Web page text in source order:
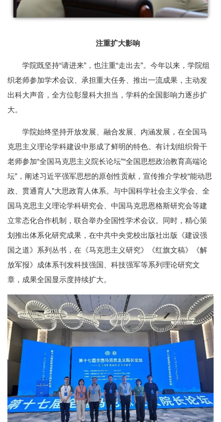
注重扩大影响
学院既坚持“请进来”，也注重“走出去”。今年以来，学院组
织老师参加学术会议、承担重大任务、推出一流成果，主动发
出科大声音，全方位彰显科大担当，学科的全国影响力逐步扩
大。
学院始终坚持开放发展、融合发展、内涵发展，在全国马
克思主义理论学科建设中形成了鲜明的特色。有计划组织骨干
老师参加“全国马克思主义院长论坛”“全国思想政治教育高端论
坛”，阐述习近平强军思想的原创性贡献，宣传推介学校“能动思
政、贯通育人”大思政育人体系。与中国科学社会主义学会、全
国马克思主义理论学科研究会、中国马克思恩格斯研究会等建
立常态化合作机制，联合举办全国性学术会议。同时，精心策
划推出体系化研究成果，在中共中央党校出版社出版《建设强
国之道》系列丛书，在《马克思主义研究》《红旗文稿》《解
放军报》成体系刊发科技强国、科技强军等系列理论研究文
章，成果全国显示度持续扩大。